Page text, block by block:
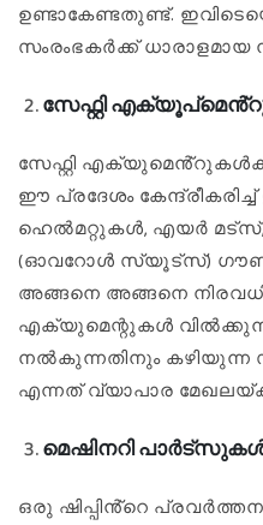
ഉണ്ടാകേണ്ടതുണ്ട്.
സംരംഭകർക്ക്
സേഫ്റ്റി
സേഫ്റ്റി
ഈ പ്രദേശം
ഹെൽമറ്റുകൾ, എയർ
(ഓവറോൾ സ്യൂട്സ്)
അങ്ങനെ അങ്ങനെ നിരവധി
എക്യുമെന്റുകൾ
നൽകുന്നതിനും
എന്നത് വ്യാപാര
മെഷിനറി
ഒരു ഷിപ്പിൻ്റെ